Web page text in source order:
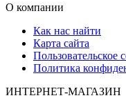
О компании
Как нас найти
Карта сайта
Пользовательское
Политика
ИНТЕРНЕТ-МАГАЗИН